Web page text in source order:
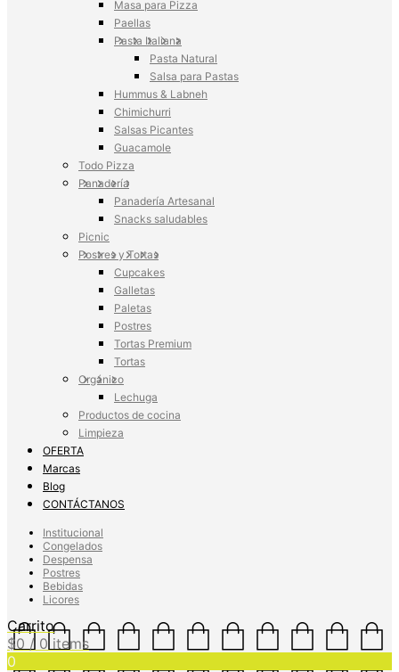
Masa para Pizza
Paellas
Pasta Italiana
Pasta Natural
Salsa para Pastas
Hummus & Labneh
Chimichurri
Salsas Picantes
Guacamole
Todo Pizza
Panadería
Panadería Artesanal
Snacks saludables
Picnic
Postres y Tortas
Cupcakes
Galletas
Paletas
Postres
Tortas Premium
Tortas
Orgánico
Lechuga
Productos de cocina
Limpieza
OFERTA
Marcas
Blog
CONTÁCTANOS
Institucional
Congelados
Despensa
Postres
Bebidas
Licores
Carrito
$0 / 0 items
0